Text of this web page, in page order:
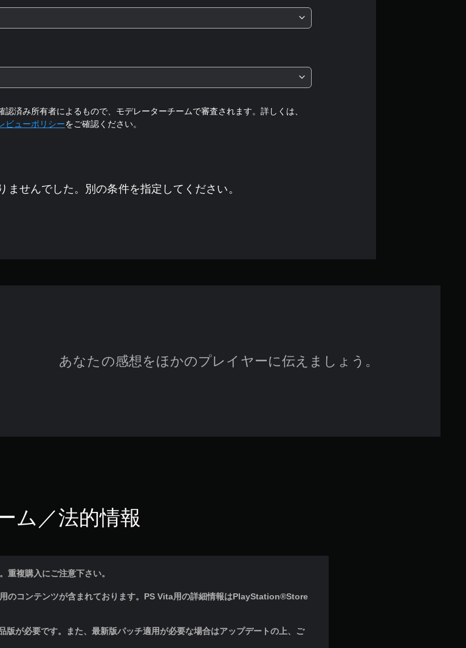
済み所有者によるもので、モデレーターチームで審査されます。詳しくは、
ビューポリシーをご確認ください。
ませんでした。別の条件を指定してください。
あなたの感想をほかのプレイヤーに伝えましょう。
ム／法的情報
重複購入にご注意下さい。
のコンテンツが含まれております。PS Vita用の詳細情報はPlayStation®Store
が必要です。また、最新版パッチ適用が必要な場合はアップデートの上、ご